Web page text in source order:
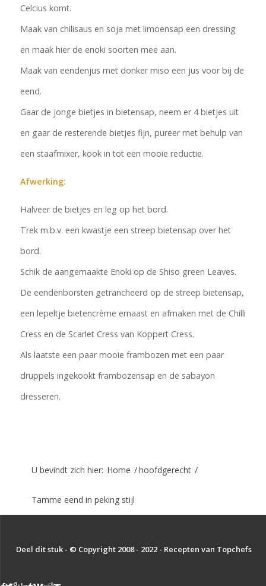
Celcius komt.
Maak van chilisaus en soja met limoensap een dressing
en maak hier de enoki soorten mee aan.
Maak van eendenjus met donker miso een jus voor bij de
eend.
Gaar de jonge bietjes in bietensap, neem er 4 bietjes uit
en gaar de resterende bietjes fijn, pureer met behulp van
een staafmixer, kook in tot een mooie reductie.
Afwerking:
Halveer de bietjes en leg op het bord.
Trek m.b.v. een kwastje een streep bietensap over het
bord.
Schik de aangemaakte Enoki op de Shiso green Leaves.
De eendenborsten getrancheerd op de streep bietensap,
een lepeltje bietencrème ernaast en afmaken met de Chilli
Cress en de Scarlet Cress van Koppert Cress.
Als laatste een paar mooie frambozen met een paar
druppels ingekookt frambozensap en de sabayon
dresseren.
U bevindt zich hier: Home /hoofdgerecht /
Tamme eend in peking stijl
Deel dit stuk - © Copyright 2008 - 2022 - Recepten van Topchefs